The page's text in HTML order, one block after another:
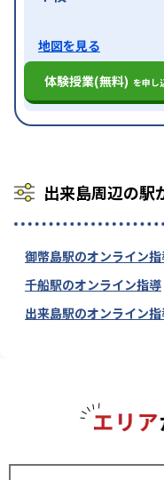
地図を見る
体験授業(無料) を申し
出来島周辺の駅
御幣島駅のオンライン
千船駅のオンライン指導
出来島駅のオンライン